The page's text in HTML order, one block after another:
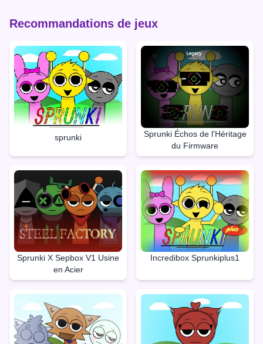
Recommandations de jeux
sprunki
Sprunki Échos de l'Héritage
du Firmware
Sprunki X Sepbox V1 Usine
en Acier
Incredibox Sprunkiplus1